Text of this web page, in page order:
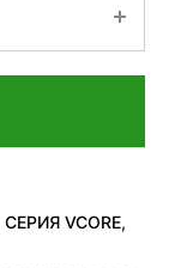
СЕРИЯ VCORE,